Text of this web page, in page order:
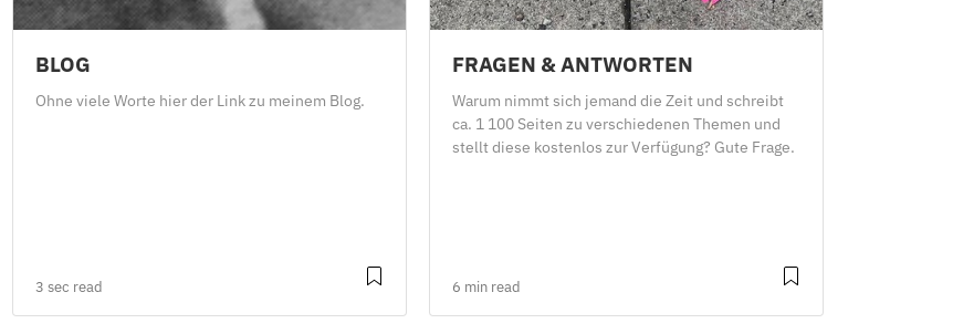
BLOG
Ohne viele Worte hier der Link zu meinem Blog.
3 sec read
FRAGEN & ANTWORTEN
Warum nimmt sich jemand die Zeit und schreibt
ca. 1 100 Seiten zu verschiedenen Themen und
stellt diese kostenlos zur Verfügung? Gute Frage.
6 min read